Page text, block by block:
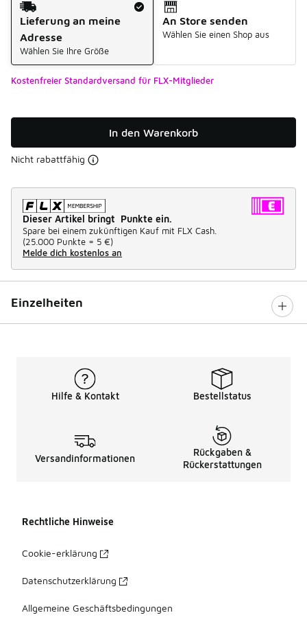
Lieferung an meine
Adresse
Wählen Sie Ihre Größe
An Store senden
Wählen Sie einen Shop aus
Kostenfreier Standardversand für FLX-Mitglieder
In den Warenkorb
Nicht rabattfähig
Dieser Artikel bringt Punkte ein.
Spare bei einem zukünftigen Kauf mit FLX Cash.
(25.000 Punkte = 5 €)
Melde dich kostenlos an
Einzelheiten
Hilfe & Kontakt Bestellstatus
Versandinformationen
Rückgaben &
Rückerstattungen
Rechtliche Hinweise
Cookie-erklärung
Datenschutzerklärung
Allgemeine Geschäftsbedingungen